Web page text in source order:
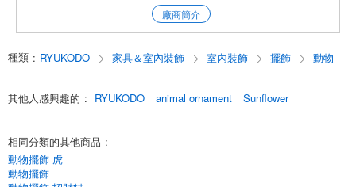
廠商簡介
種類 : RYUKODO 家具＆室內裝飾 室內裝飾 擺飾 動物
其他人感興趣的 : RYUKODO animal ornament Sunflower
相同分類的其他商品 :
動物擺飾 虎
動物擺飾